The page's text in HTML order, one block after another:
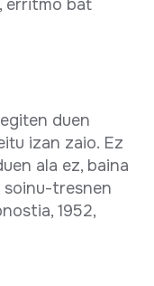
erritmo bat
duen
izan zaio. Ez
ala ez, baina
soinu-tresnen
1952,